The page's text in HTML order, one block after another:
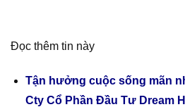
Đọc thêm tin này
Tận hưởng cuộc sống mãn
Cty Cổ Phần Đầu Tư Dream